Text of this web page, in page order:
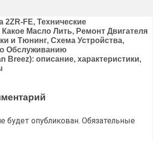
2ZR-FE, Технические
Какое Масло Лить, Ремонт Двигателя
и Тюнинг, Схема Устройства,
Обслуживанию
Breez): описание, характеристики,
будет опубликован. Обязательные